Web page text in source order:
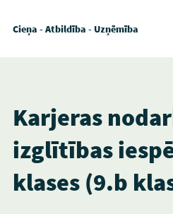
Cieņa - Atbildība - Uzņēmība
Karjeras
izglītības
klases (9.b